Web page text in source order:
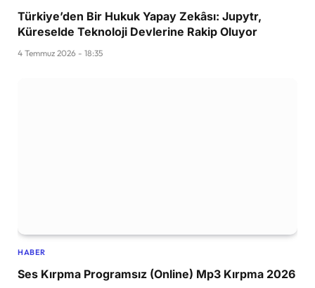
Türkiye’den Bir Hukuk Yapay Zekâsı: Jupytr,
Küreselde Teknoloji Devlerine Rakip Oluyor
4 Temmuz 2026 - 18:35
HABER
Ses Kırpma Programsız (Online) Mp3 Kırpma 2026